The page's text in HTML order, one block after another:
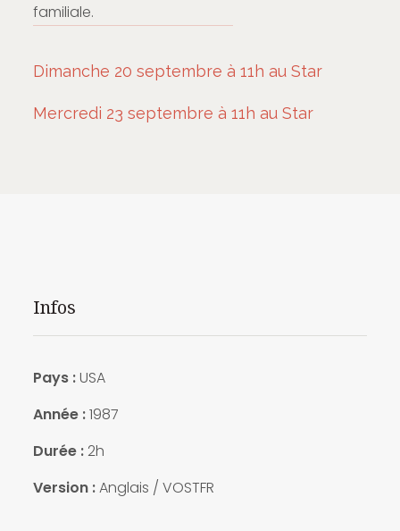
familiale.
Dimanche 20 septembre à 11h au Star
Mercredi 23 septembre à 11h au Star
Infos
Pays :USA
Année :1987
Durée :2h
Version :Anglais / VOSTFR